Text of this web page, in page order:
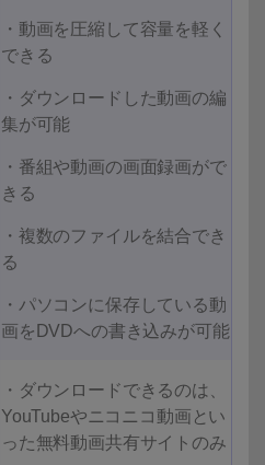
・動画を圧縮して容量を軽く
できる
・ダウンロードした動画の編
集が可能
・番組や動画の画面録画がで
きる
・複数のファイルを結合でき
る
・パソコンに保存している動
画をDVDへの書き込みが可能
・ダウンロードできるのは、
YouTubeやニコニコ動画とい
った無料動画共有サイトのみ